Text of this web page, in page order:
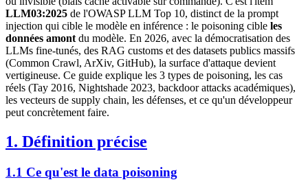
LLM03:2025 de l'OWASP LLM Top 10, distinct de la prompt
injection qui cible le modèle en inférence : le poisoning cible les
données amont du modèle. En 2026, avec la démocratisation des
LLMs fine-tunés, des RAG customs et des datasets publics massifs
(Common Crawl, ArXiv, GitHub), la surface d'attaque devient
vertigineuse. Ce guide explique les 3 types de poisoning, les cas
réels (Tay 2016, Nightshade 2023, backdoor attacks académiques),
les vecteurs de supply chain, les défenses, et ce qu'un développeur
peut concrètement faire.
1. Définition précise
1.1 Ce qu'est le data poisoning